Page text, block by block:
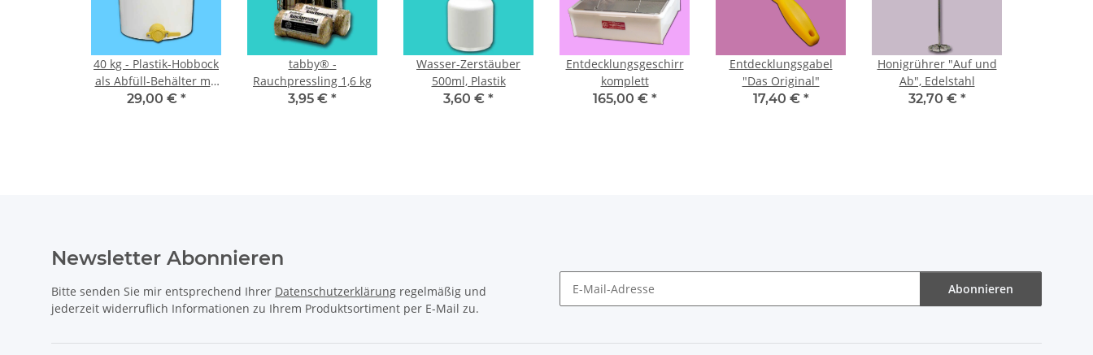
40 kg - Plastik-Hobbock
als Abfüll-Behälter mit
Plastik-Quetschhahn,
29,00 € *
tabby® -
Rauchpressling 1,6 kg
3,95 € *
Wasser-Zerstäuber
500ml, Plastik
3,60 € *
Entdecklungsgeschirr
komplett
165,00 € *
Entdecklungsgabel
"Das Original"
17,40 € *
Honigrührer "Auf und
Ab", Edelstahl
32,70 € *
Newsletter Abonnieren
Bitte senden Sie mir entsprechend Ihrer Datenschutzerklärung regelmäßig und
jederzeit widerruflich Informationen zu Ihrem Produktsortiment per E-Mail zu.
Abonnieren